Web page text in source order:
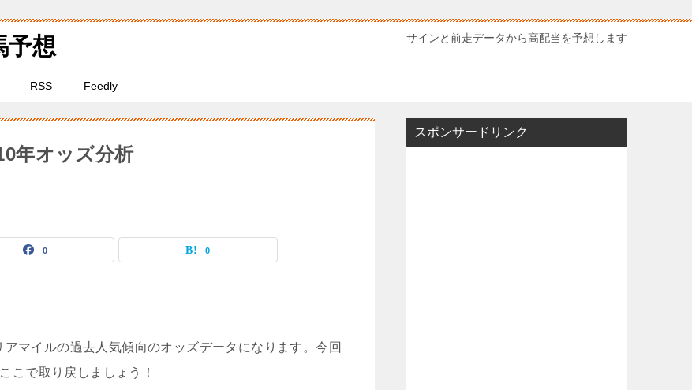
予想 サインと前走データから高配当を予想します
RSS Feedly
年オッズ分析
0 0
マイルの過去人気傾向のオッズデータになります。今回
こで取り戻しましょう！
スポンサードリンク